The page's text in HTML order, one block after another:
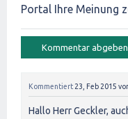
Portal Ihre Meinung
Kommentiert 23, Feb 2015
Hallo Herr Geckler,